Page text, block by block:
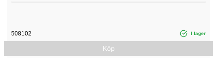
508102 I lager
Köp